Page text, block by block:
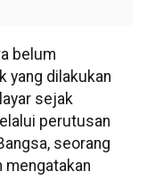
belum
yang dilakukan
sejak
perutusan
seorang
mengatakan